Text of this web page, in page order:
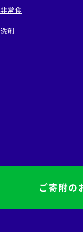
非常食
洗剤
ご寄附の